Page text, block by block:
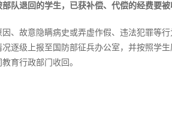
队退回的学生，已获补偿、代偿的经费要被
、故意隐瞒病史或弄虚作假、违法犯罪等
逐级上报至国防部征兵办公室，并按照学
育行政部门收回。